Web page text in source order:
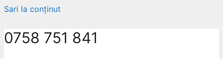
Sari la conținut
0758 751 841